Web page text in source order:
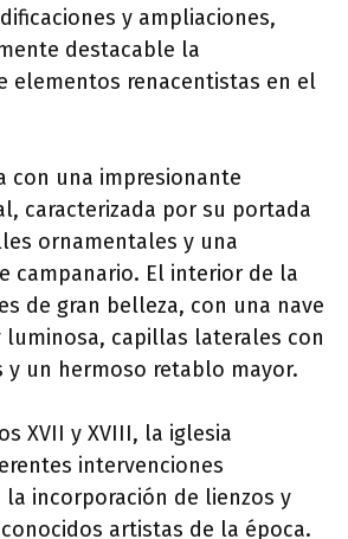
y ampliaciones,
destacable la
elementos renacentistas en el
con una impresionante
caracterizada por su portada
ornamentales y una
campanario. El interior de la
de gran belleza, con una nave
capillas laterales con
y un hermoso retablo mayor.
XVII y XVIII, la iglesia
intervenciones
incorporación de lienzos y
artistas de la época.